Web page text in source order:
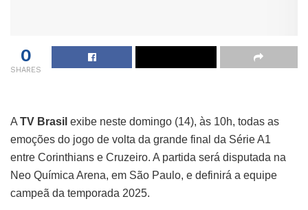
0
SHARES
A TV Brasil exibe neste domingo (14), às 10h, todas as
emoções do jogo de volta da grande final da Série A1
entre Corinthians e Cruzeiro. A partida será disputada na
Neo Química Arena, em São Paulo, e definirá a equipe
campeã da temporada 2025.